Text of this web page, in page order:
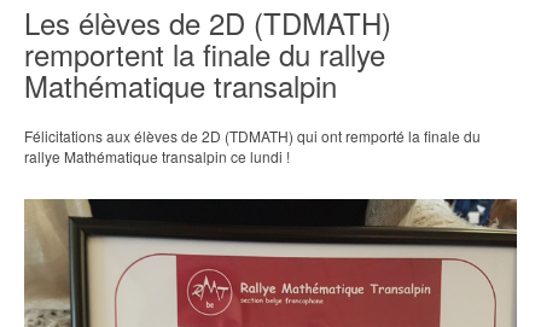
Les élèves de 2D (TDMATH)
remportent la finale du rallye
Mathématique transalpin
Félicitations aux élèves de 2D (TDMATH) qui ont remporté la finale du
rallye Mathématique transalpin ce lundi !